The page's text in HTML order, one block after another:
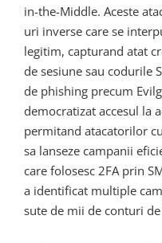
in-the-Middle. Aceste
uri inverse care se
legitim, capturand atat
de sesiune sau codurile
de phishing precum
democratizat accesul la
permitand atacatorilor
sa lanseze campanii
care folosesc 2FA prin
a identificat multiple
sute de mii de conturi